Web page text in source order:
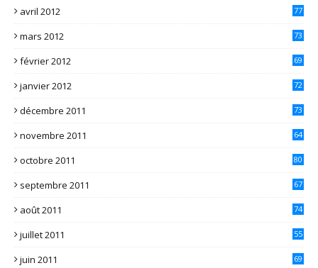
avril 2012 77
mars 2012 73
février 2012 69
janvier 2012 72
décembre 2011 73
novembre 2011 64
octobre 2011 80
septembre 2011 67
août 2011 74
juillet 2011 55
juin 2011 69